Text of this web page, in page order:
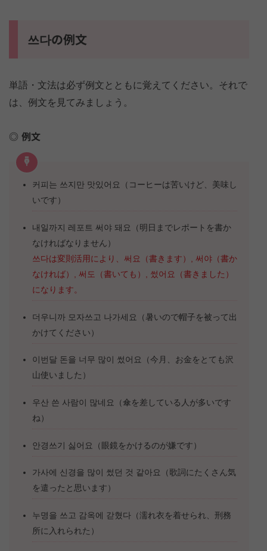
쓰다の例文
単語・文法は必ず例文とともに覚えてください。それで
は、例文を見てみましょう。
例文
커피는 쓰지만 맛있어요（コーヒーは苦いけど、美味し
いです）
내일까지 레포트 써야 돼요（明日までレポートを書か
なければなりません）
쓰다は変則活用により、써요（書きます）, 써야（書か
なければ）, 써도（書いても）, 썼어요（書きました）
になります。
더우니까 모자쓰고 나가세요（暑いので帽子を被って出
かけてください）
이번달 돈을 너무 많이 썼어요（今月、お金をとても沢
山使いました）
우산 쓴 사람이 많네요（傘を差している人が多いです
ね）
안경쓰기 싫어요（眼鏡をかけるのが嫌です）
가사에 신경을 많이 썼던 것 같아요（歌詞にたくさん気
を遣ったと思います）
누명을 쓰고 감옥에 갇혔다（濡れ衣を着せられ、刑務
所に入れられた）